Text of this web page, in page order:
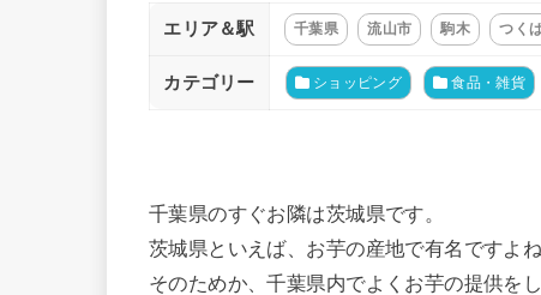
エリア＆駅 千葉県 流山市 駒木 つく
カテゴリー ショッピング 食品・雑貨
千葉県のすぐお隣は茨城県です。
茨城県といえば、お芋の産地で有名ですよね
そのためか、千葉県内でよくお芋の提供を